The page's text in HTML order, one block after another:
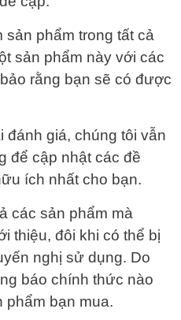
sản phẩm trong tất cả
sản phẩm này với các
rằng bạn sẽ có được
đánh giá, chúng tôi vẫn
để cập nhật các đề
ích nhất cho bạn.
các sản phẩm mà
thiệu, đôi khi có thể bị
nghị sử dụng. Do
báo chính thức nào
phẩm bạn mua.